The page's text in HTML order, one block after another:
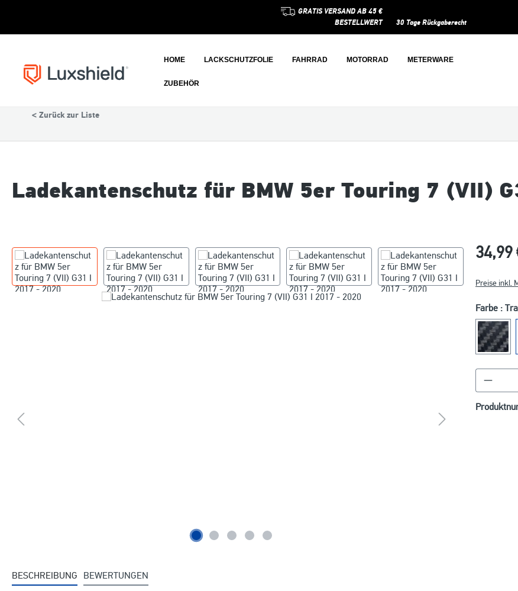
GRATIS VERSAND AB 45 €
BESTELLWERT
30 Tage Rückgaberecht
HOME LACKSCHUTZFOLIE FAHRRAD MOTORRAD METERWARE
ZUBEHÖR
< Zurück zur Liste
Ladekantenschutz für BMW 5er Touring 7 (VII)
34,99
Preise inkl.
Farbe :
BESCHREIBUNG BEWERTUNGEN